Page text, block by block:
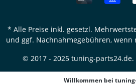
* Alle Preise inkl. gesetzl.
und ggf. Nachnahmegebühren, wenn
© 2017 - 2025 tuning-parts24.de.
Willkommen bei